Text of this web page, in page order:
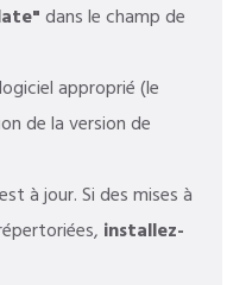
dans le champ de
approprié (le
de la version de
à jour. Si des mises à
installez-